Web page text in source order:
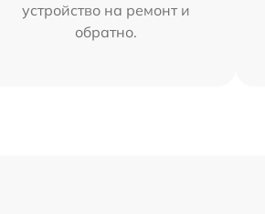
устройство на ремонт и
обратно.